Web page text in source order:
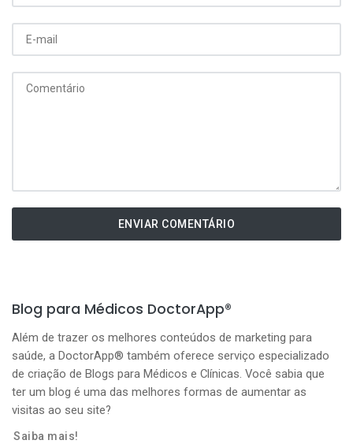
Blog para Médicos DoctorApp®
Além de trazer os melhores conteúdos de marketing para
saúde, a DoctorApp® também oferece serviço especializado
de criação de Blogs para Médicos e Clínicas. Você sabia que
ter um blog é uma das melhores formas de aumentar as
visitas ao seu site?
Saiba mais!
ENVIAR COMENTÁRIO